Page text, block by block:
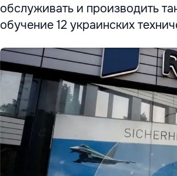
обслуживать и производить
обучение 12 украинских